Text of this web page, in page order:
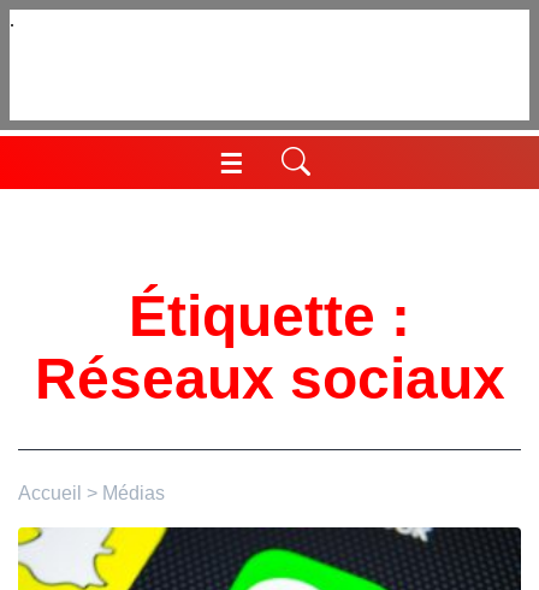
Aller
☰
Menu
Étiquette :
Réseaux sociaux
Accueil > Médias